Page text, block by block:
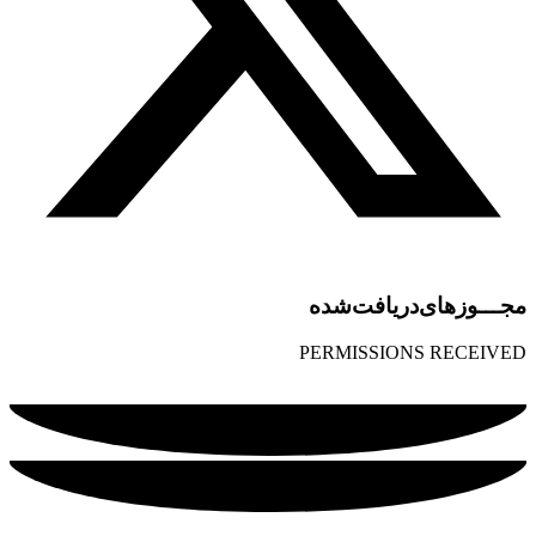
مجـــوز‌های‌دریافت‌شده
PERMISSIONS RECEIVED